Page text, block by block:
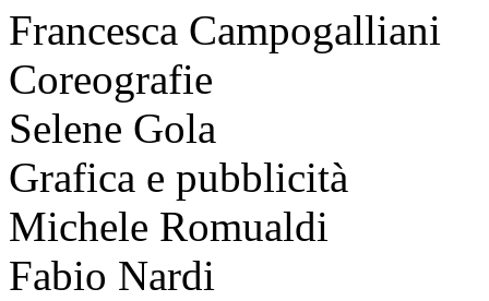
Francesca Campogalliani
Coreografie
Selene Gola
Grafica e pubblicità
Michele Romualdi
Fabio Nardi